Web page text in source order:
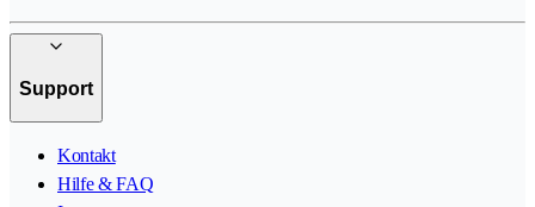
Support
Kontakt
Hilfe & FAQ